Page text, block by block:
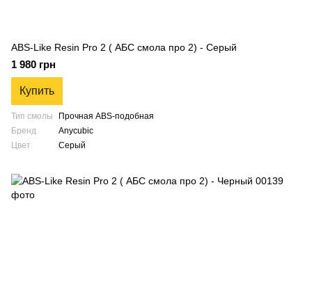
ABS-Like Resin Pro 2 ( АБС смола про 2) - Серый
1 980 грн
Купить
Тип смолы
Прочная ABS-подобная
Бренд
Anycubic
Цвет
Серый